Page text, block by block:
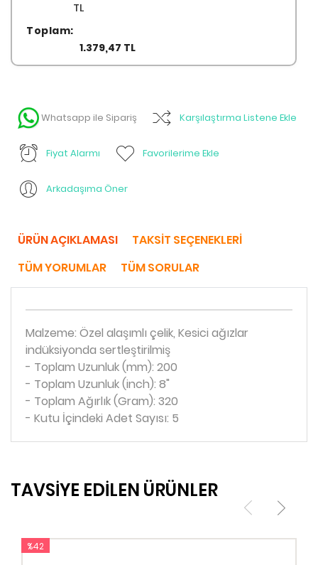
TL
Toplam:
1.379,47 TL
Whatsapp ile Sipariş Karşılaştırma Listene Ekle
Fiyat Alarmı Favorilerime Ekle
Arkadaşıma Öner
ÜRÜN AÇIKLAMASI
TAKSIT SEÇENEKLERI
TÜM YORUMLAR
TÜM SORULAR
Malzeme: Özel alaşımlı çelik, Kesici ağızlar
indüksiyonda sertleştirilmiş
- Toplam Uzunluk (mm): 200
- Toplam Uzunluk (inch): 8"
- Toplam Ağırlık (Gram): 320
- Kutu İçindeki Adet Sayısı: 5
TAVSİYE EDİLEN ÜRÜNLER
%42